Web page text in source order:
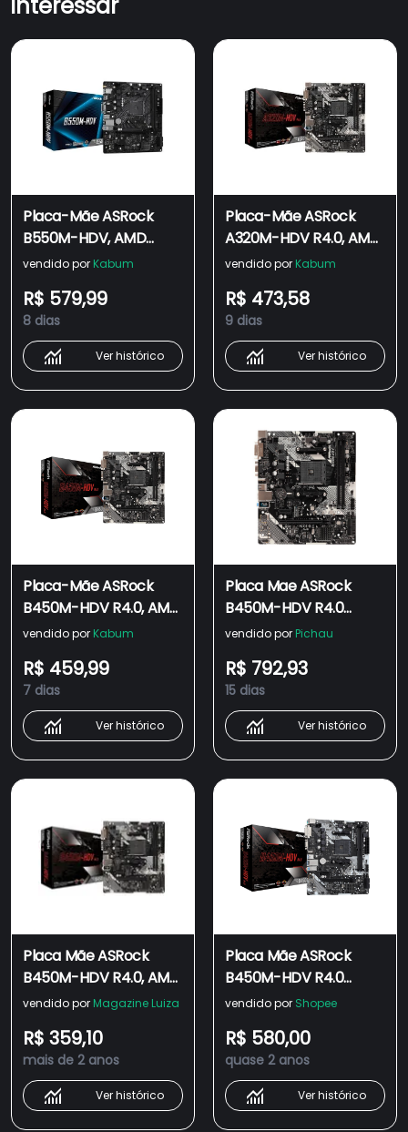
Placa-Mãe ASRock
B550M-HDV, AMD
AM4, Micro ATX, DDR4
vendido por Kabum
R$ 579,99
8 dias
Ver histórico
Placa-Mãe ASRock
A320M-HDV R4.0, AMD
AM4, Micro ATX, DDR4
vendido por Kabum
R$ 473,58
9 dias
Ver histórico
Placa-Mãe ASRock
B450M-HDV R4.0, AMD
AM4, Micro ATX, DDR4
vendido por Kabum
R$ 459,99
7 dias
Ver histórico
Placa Mae ASRock
B450M-HDV R4.0
DDR4 Socket AM4
vendido por Pichau
R$ 792,93
15 dias
Ver histórico
Placa Mãe ASRock
B450M-HDV R4.0, AMD
AM4, Micro ATX, DDR4
vendido por Magazine Luiza
R$ 359,10
mais de 2 anos
Ver histórico
Placa Mãe ASRock
B450M-HDV R4.0
DDR4 AMD AM4 Micro
vendido por Shopee
R$ 580,00
quase 2 anos
Ver histórico